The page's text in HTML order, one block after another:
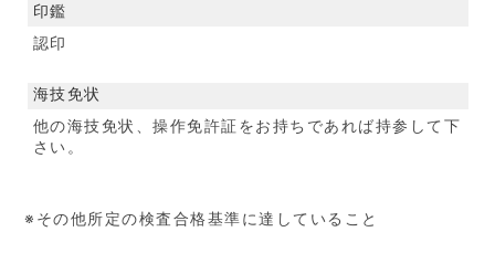
印鑑
認印
海技免状
他の海技免状、操作免許証をお持ちであれば持参して下
さい。
※その他所定の検査合格基準に達していること